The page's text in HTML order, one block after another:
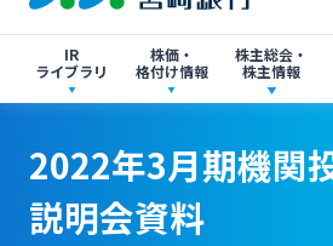
IR
ライブラリ
株価・
格付け情報
株主総会・
株主情報
決算短信
有価証券報告書・四半期報告書
株価情報
格付け情報
株主総会のご案内
中間配当のご案内
2022年3月期機関投資家向け説
2022年3月期機関投資家向け説
個人向けインターネッ
2022年3月期機関
説明会資料